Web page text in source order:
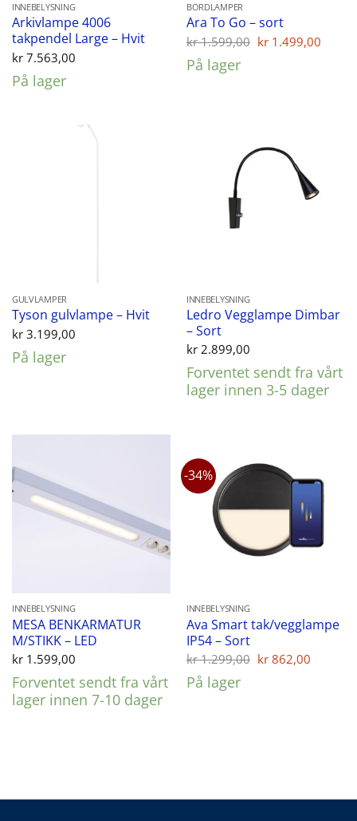
INNEBELYSNING
Arkivlampe 4006
takpendel Large – Hvit
kr7.563,00
På lager
BORDLAMPER
Ara To Go – sort
kr1.599,00 Opprinnelig
kr 1.499,00
På lager
GULVLAMPER
Tyson gulvlampe – Hvit
kr3.199,00
På lager
INNEBELYSNING
Ledro Vegglampe Dimbar
– Sort
kr2.899,00
Forventet sendt fra vårt
lager innen 3-5 dager
INNEBELYSNING
MESA BENKARMATUR
M/STIKK – LED
kr1.599,00
Forventet sendt fra vårt
lager innen 7-10 dager
-34%
INNEBELYSNING
Ava Smart tak/vegglampe
IP54 – Sort
kr1.299,00 Opprinnelig
kr 862,00
På lager